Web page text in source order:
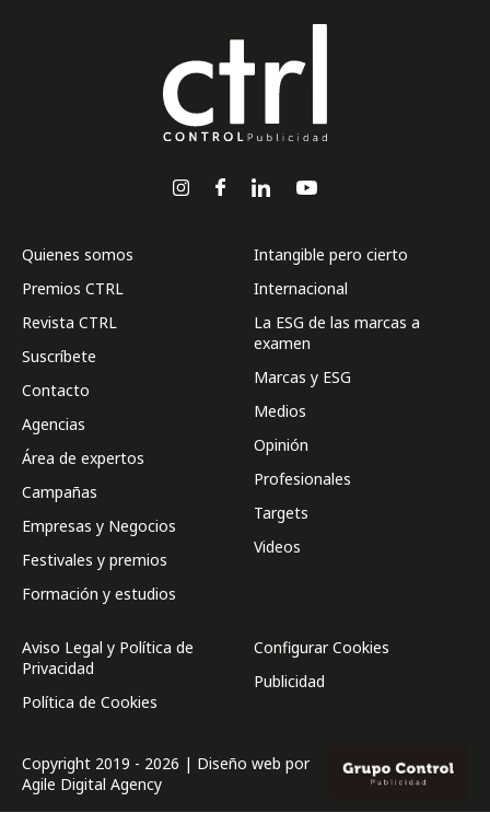
Quienes somos
Premios CTRL
Revista CTRL
Suscríbete
Contacto
Agencias
Área de expertos
Campañas
Empresas y Negocios
Festivales y premios
Formación y estudios
Intangible pero cierto
Internacional
La ESG de las marcas a
examen
Marcas y ESG
Medios
Opinión
Profesionales
Targets
Videos
Aviso Legal y Política de
Privacidad
Política de Cookies
Configurar Cookies
Publicidad
Copyright 2019 - 2026 | Diseño web por
Agile Digital Agency